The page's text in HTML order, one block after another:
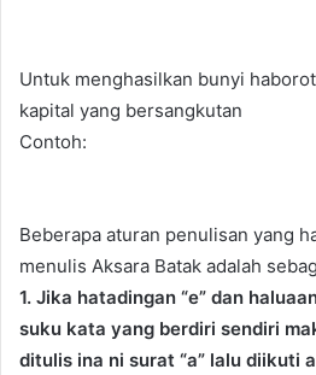
Untuk menghasilkan bunyi
kapital yang bersangkutan
Contoh:
Beberapa aturan penulisan yang
menulis Aksara Batak adalah
1. Jika hatadingan “e” dan
suku kata yang berdiri sendiri
ditulis ina ni surat “a” lalu diikuti